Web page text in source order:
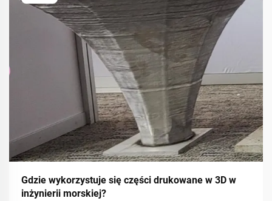
Gdzie wykorzystuje się części drukowane w 3D w
inżynierii morskiej?